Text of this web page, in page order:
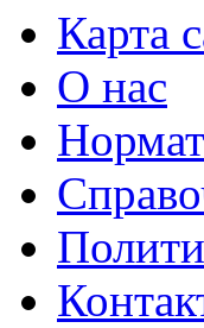
Карта
О нас